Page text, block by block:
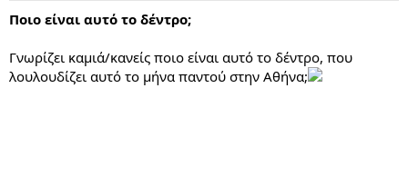
r
e
r
Ποιο είναι αυτό το δέντρο;
Γνωρίζει καμιά/κανείς ποιο είναι αυτό το δέντρο, που
λουλουδίζει αυτό το μήνα παντού στην Αθήνα;